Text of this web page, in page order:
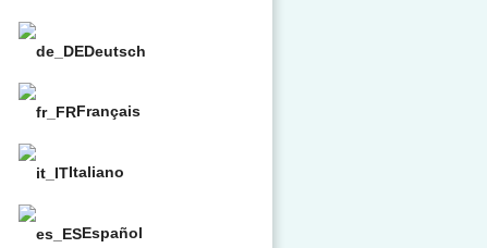
Deutsch
Français
Italiano
Español